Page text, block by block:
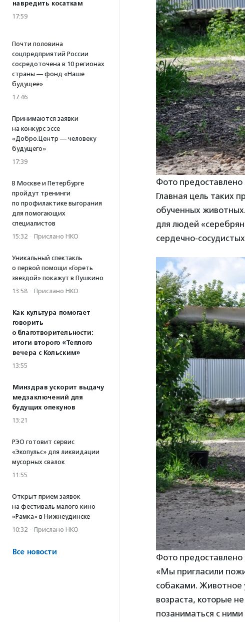
навредить косаткам
17:59
Почти половина
соцпредприятий России
сосредоточена в 10 регионах
страны — фонд «Наше
будущее»
17:46
Принимаются заявки
на конкурс эссе
«Добро.Центр — человеку
будущего»
17:39
В Москве и Петербурге
пройдут тренинги
по профилактике выгорания
для помогающих
специалистов
15:32 · Прислано НКО
Уникальный спектакль
о первой помощи «Гореть
звездой» покажут в Пушкино
13:58 · Прислано НКО
Как культура помогает
говорить
о благотворительности:
итоги второго «Теплого
вечера с Кольским»
13:55
Минздрав ускорит выдачу
медзаключений для
будущих опекунов
13:21
РЭО готовит сервис
«Экопульс» для ликвидации
мусорных свалок
11:55
Открыт прием заявок
на фестиваль малого кино
«Рамка» в Нижнеудинске
10:32 · Прислано НКО
Все новости
Фото
Главная цель таких
обученных
для людей
сердечно-
Фото
«Мы пригласили
собаками. Животное
возраста, которые
позаниматься с